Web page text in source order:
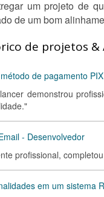
um projeto de
de um bom
de projetos &
de pagamento
demonstrou
- Desenvolvedor
profissional,
em um sistema